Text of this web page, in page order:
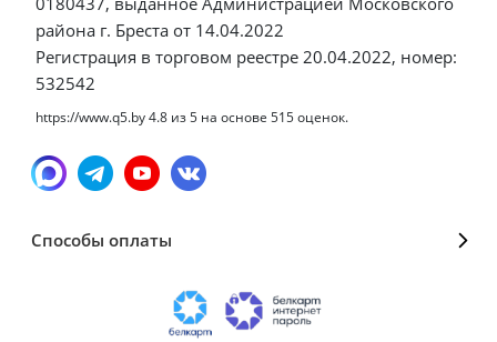
района г. Бреста от 14.04.2022
Регистрация в торговом реестре 20.04.2022, номер:
532542
https://www.q5.by4.8 из5 на основе 515оценок.
Способы оплаты